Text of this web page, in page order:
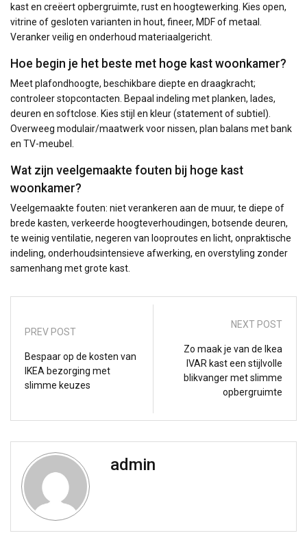
kast en creëert opbergruimte, rust en hoogtewerking. Kies open,
vitrine of gesloten varianten in hout, fineer, MDF of metaal.
Veranker veilig en onderhoud materiaalgericht.
Hoe begin je het beste met hoge kast woonkamer?
Meet plafondhoogte, beschikbare diepte en draagkracht;
controleer stopcontacten. Bepaal indeling met planken, lades,
deuren en softclose. Kies stijl en kleur (statement of subtiel).
Overweeg modulair/maatwerk voor nissen, plan balans met bank
en TV-meubel.
Wat zijn veelgemaakte fouten bij hoge kast
woonkamer?
Veelgemaakte fouten: niet verankeren aan de muur, te diepe of
brede kasten, verkeerde hoogteverhoudingen, botsende deuren,
te weinig ventilatie, negeren van looproutes en licht, onpraktische
indeling, onderhoudsintensieve afwerking, en overstyling zonder
samenhang met grote kast.
PREV POST
Bespaar op de kosten van
IKEA bezorging met
slimme keuzes
NEXT POST
Zo maak je van de Ikea
IVAR kast een stijlvolle
blikvanger met slimme
opbergruimte
admin